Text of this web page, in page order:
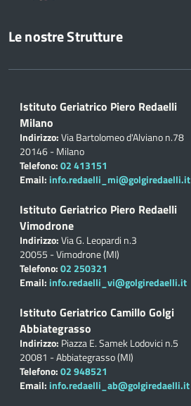
Le nostre Strutture
Istituto Geriatrico Piero Redaelli
Milano
Indirizzo:Via Bartolomeo d'Alviano n.78
20146 - Milano
Telefono:02 413151
Email: info.redaelli_mi@golgiredaelli.it
Istituto Geriatrico Piero Redaelli
Vimodrone
Indirizzo:Via G. Leopardi n.3
20055 - Vimodrone (MI)
Telefono:02 250321
Email: info.redaelli_vi@golgiredaelli.it
Istituto Geriatrico Camillo Golgi
Abbiategrasso
Indirizzo: Piazza E. Samek Lodovici n.5
20081 - Abbiategrasso (MI)
Telefono:02 948521
Email: info.redaelli_ab@golgiredaelli.it